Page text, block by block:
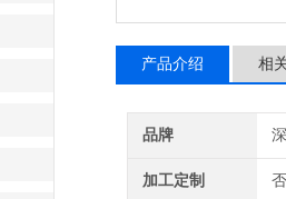
产品介绍 相
品牌
加工定制 否